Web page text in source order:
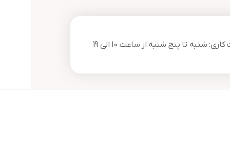
شنبه تا پنج شنبه از ساعت 10 الی 19